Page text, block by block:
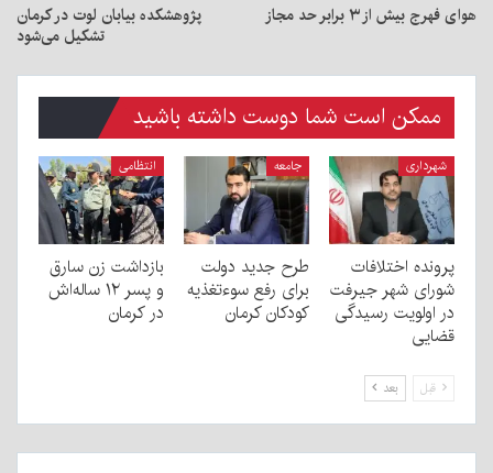
هوای فهرج بیش از ۳ برابر حد مجاز پژوهشکده بیابان لوت در کرمان
تشکیل می‌شود
ممکن است شما دوست داشته باشید
شهرداری
پرونده اختلافات
شورای شهر جیرفت
در اولویت رسیدگی
قضایی
جامعه
طرح جدید دولت
برای رفع سوءتغذیه
کودکان کرمان
انتظامی
بازداشت زن سارق
و پسر ۱۲ ساله‌اش
در کرمان
قبل بعد